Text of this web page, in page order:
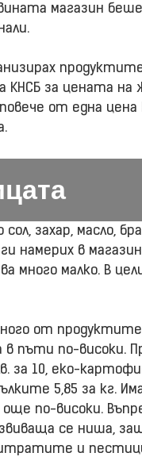
магазин беше
КНСБ за цената на
от една
захар, масло,
намерих в
много малко. В
от
пъти по-високи.
за 10, еко-
5,85 за кг.
по-високи.
се ниша,
и